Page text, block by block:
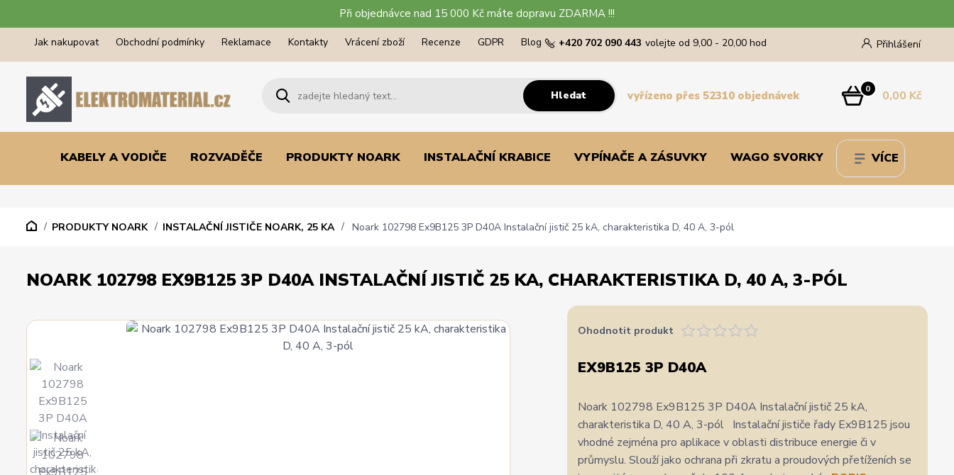
Při objednávce nad 15 000 Kč máte dopravu ZDARMA !!!
Jak nakupovat Obchodní podmínky Reklamace Kontakty Vrácení zboží Recenze GDPR Blog Přihlášení
Hledat
+420 702 090 443 volejte od 9,00 - 20,00 hod
0 0,00 Kč
vyřízeno přes 52310 objednávek
KABELY A VODIČE ROZVADĚČE PRODUKTY NOARK INSTALAČNÍ KRABICE VYPÍNAČE A ZÁSUVKY WAGO SVORKY VÍCE
PRODUKTY NOARK INSTALAČNÍ JISTIČE NOARK, 25 KA Noark 102798 Ex9B125 3P D40A Instalační jistič 25 kA, charakteristika D, 40 A, 3-pól
NOARK 102798 EX9B125 3P D40A INSTALAČNÍ JISTIČ 25 KA, CHARAKTERISTIKA D, 40 A, 3-PÓL
Ohodnotit produkt
EX9B125 3P D40A
Noark 102798 Ex9B125 3P D40A Instalační jistič 25 kA,
charakteristika D, 40 A, 3-pól Instalační jističe řady Ex9B125 jsou
vhodné zejména pro aplikace v oblasti distribuce energie či v
průmyslu. Slouží jako ochrana při zkratu a proudových přetíženích se